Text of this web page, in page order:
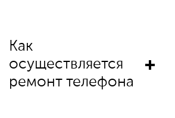
Как
осуществляется
ремонт телефона